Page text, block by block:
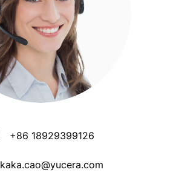
+86 18929399126
kaka.cao@yucera.com